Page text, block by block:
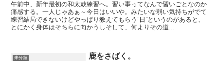
午前中、新年最初の和太鼓練習へ。習い事ってなんで習いごとなのか
痛感する。一人じゃあぁ～今日はいいや。みたいな弱い気持ちがでて
練習結局できないけどやっぱり教えてもらう”日”というのがあると、
とにかく身体はそちらに向かうしそして、何よりその道...
未分類 鹿をさばく。